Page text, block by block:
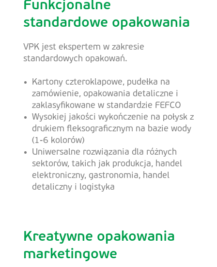
Funkcjonalne
standardowe opakowania
VPK jest ekspertem w zakresie
standardowych opakowań.
Kartony czteroklapowe, pudełka na
zamówienie, opakowania detaliczne i
zaklasyfikowane w standardzie FEFCO
Wysokiej jakości wykończenie na połysk z
drukiem fleksograficznym na bazie wody
(1-6 kolorów)
Uniwersalne rozwiązania dla różnych
sektorów, takich jak produkcja, handel
elektroniczny, gastronomia, handel
detaliczny i logistyka
Kreatywne opakowania
marketingowe